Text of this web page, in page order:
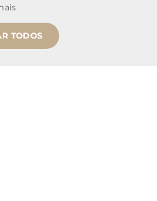
TODOS